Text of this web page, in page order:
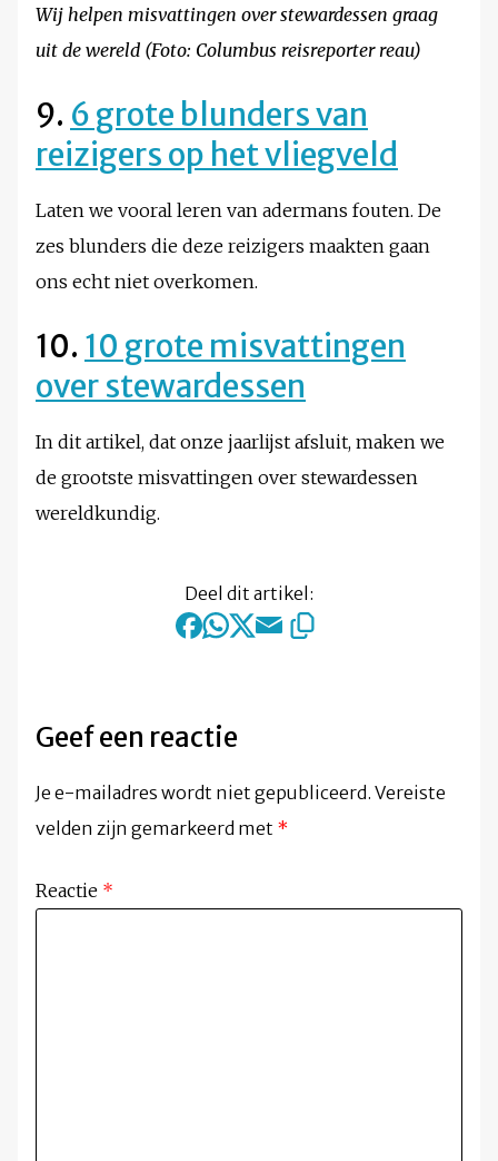
Wij helpen misvattingen over stewardessen graag
uit de wereld (Foto: Columbus reisreporter reau)
9. 6 grote blunders van
reizigers op het vliegveld
Laten we vooral leren van adermans fouten. De
zes blunders die deze reizigers maakten gaan
ons echt niet overkomen.
10. 10 grote misvattingen
over stewardessen
In dit artikel, dat onze jaarlijst afsluit, maken we
de grootste misvattingen over stewardessen
wereldkundig.
Deel dit artikel:
Geef een reactie
Je e-mailadres wordt niet gepubliceerd. Vereiste
velden zijn gemarkeerd met *
Reactie *